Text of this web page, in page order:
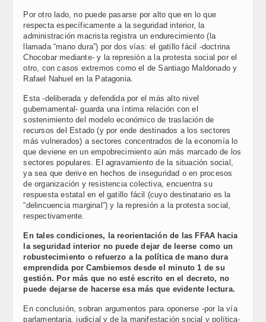
Por otro lado, no puede pasarse por alto que en lo que
respecta específicamente a la seguridad interior, la
administración macrista registra un endurecimiento (la
llamada “mano dura”) por dos vías: el gatillo fácil -doctrina
Chocobar mediante- y la represión a la protesta social por el
otro, con casos extremos como el de Santiago Maldonado y
Rafael Nahuel en la Patagonia.
Esta -deliberada y defendida por el más alto nivel
gubernamental- guarda una íntima relación con el
sostenimiento del modelo económico de traslación de
recursos del Estado (y por ende destinados a los sectores
más vulnerados) a sectores concentrados de la economía lo
que deviene en un empobrecimiento aún más marcado de los
sectores populares. El agravamiento de la situación social,
ya sea que derive en hechos de inseguridad o en procesos
de organización y resistencia colectiva, encuentra su
respuesta estatal en el gatillo fácil (cuyo destinatario es la
“delincuencia marginal”) y la represión a la protesta social,
respectivamente.
En tales condiciones, la reorientación de las FFAA hacia
la seguridad interior no puede dejar de leerse como un
robustecimiento o refuerzo a la política de mano dura
emprendida por Cambiemos desde el minuto 1 de su
gestión. Por más que no esté escrito en el decreto, no
puede dejarse de hacerse esa más que evidente lectura.
En conclusión, sobran argumentos para oponerse -por la vía
parlamentaria, judicial y de la manifestación social y política-